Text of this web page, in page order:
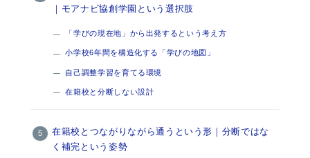
｜モアナビ協創学園という選択肢
「学びの現在地」から出発するという考え方
小学校6年間を構造化する「学びの地図」
自己調整学習を育てる環境
在籍校と分断しない設計
在籍校とつながりながら通うという形｜分断ではな
く補完という姿勢